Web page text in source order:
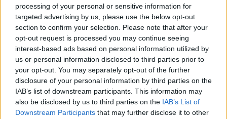
processing of your personal or sensitive information for
targeted advertising by us, please use the below opt-out
section to confirm your selection. Please note that after your
opt-out request is processed you may continue seeing
interest-based ads based on personal information utilized by
us or personal information disclosed to third parties prior to
your opt-out. You may separately opt-out of the further
disclosure of your personal information by third parties on the
IAB’s list of downstream participants. This information may
also be disclosed by us to third parties on the IAB’s List of
Downstream Participants that may further disclose it to other
Wozniak szerint a Tesla a jövő
Kedvencekhez
Harangi László|2017 május 30. 07:00
Az Apple társalapítója szerint a tech világában
a Tesla hozza majd el a következő nagy